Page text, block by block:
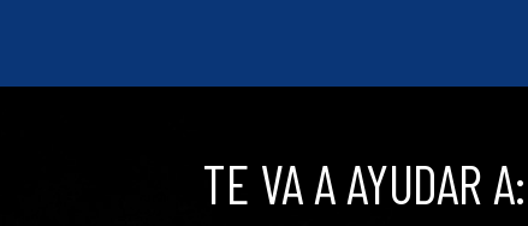
TE VA A AYUDAR A: